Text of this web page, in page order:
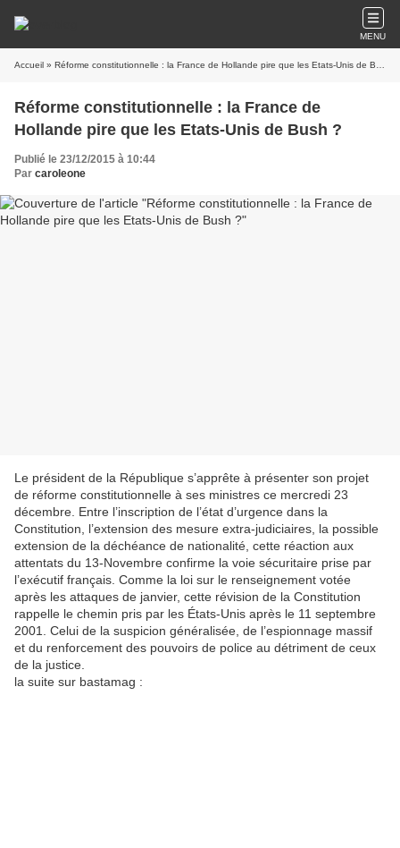
MENU
Accueil » Réforme constitutionnelle : la France de Hollande pire que les Etats-Unis de Bush ?
Réforme constitutionnelle : la France de
Hollande pire que les Etats-Unis de Bush ?
Publié le 23/12/2015 à 10:44
Par caroleone
Le président de la République s’apprête à présenter son projet
de réforme constitutionnelle à ses ministres ce mercredi 23
décembre. Entre l’inscription de l’état d’urgence dans la
Constitution, l’extension des mesure extra-judiciaires, la possible
extension de la déchéance de nationalité, cette réaction aux
attentats du 13-Novembre confirme la voie sécuritaire prise par
l’exécutif français. Comme la loi sur le renseignement votée
après les attaques de janvier, cette révision de la Constitution
rappelle le chemin pris par les États-Unis après le 11 septembre
2001. Celui de la suspicion généralisée, de l’espionnage massif
et du renforcement des pouvoirs de police au détriment de ceux
de la justice.
la suite sur bastamag :